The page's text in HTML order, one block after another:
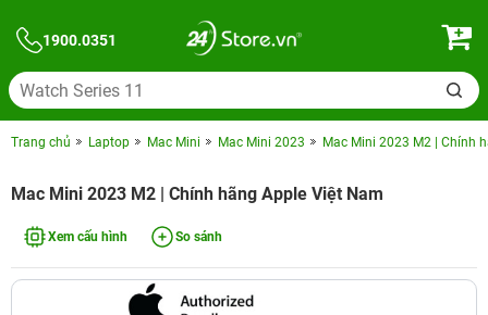
1900.0351
Trang chủ Laptop Mac Mini Mac Mini 2023 Mac Mini 2023 M2 | Chính
Mac Mini 2023 M2 | Chính hãng Apple Việt Nam
Xem cấu hình So sánh